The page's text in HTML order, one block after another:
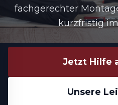
fachgerechter
kurzfristig
Jetzt Hilfe
Unsere